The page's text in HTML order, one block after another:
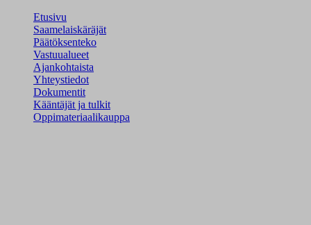
Etusivu
Saamelaiskäräjät
Päätöksenteko
Vastuualueet
Ajankohtaista
Yhteystiedot
Dokumentit
Kääntäjät ja tulkit
Oppimateriaalikauppa